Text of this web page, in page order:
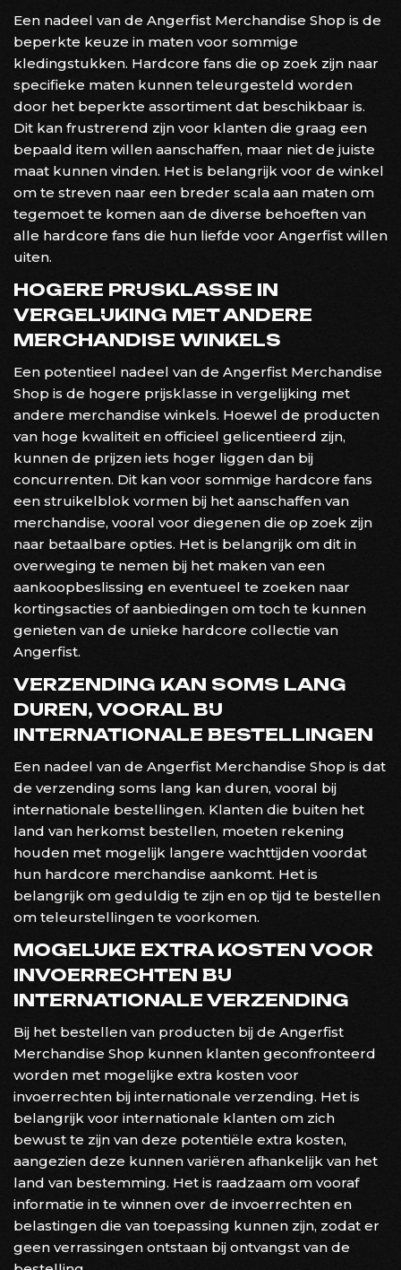
Een nadeel van de Angerfist Merchandise Shop is de
beperkte keuze in maten voor sommige
kledingstukken. Hardcore fans die op zoek zijn naar
specifieke maten kunnen teleurgesteld worden
door het beperkte assortiment dat beschikbaar is.
Dit kan frustrerend zijn voor klanten die graag een
bepaald item willen aanschaffen, maar niet de juiste
maat kunnen vinden. Het is belangrijk voor de winkel
om te streven naar een breder scala aan maten om
tegemoet te komen aan de diverse behoeften van
alle hardcore fans die hun liefde voor Angerfist willen
uiten.
HOGERE PRIJSKLASSE IN
VERGELIJKING MET ANDERE
MERCHANDISE WINKELS
Een potentieel nadeel van de Angerfist Merchandise
Shop is de hogere prijsklasse in vergelijking met
andere merchandise winkels. Hoewel de producten
van hoge kwaliteit en officieel gelicentieerd zijn,
kunnen de prijzen iets hoger liggen dan bij
concurrenten. Dit kan voor sommige hardcore fans
een struikelblok vormen bij het aanschaffen van
merchandise, vooral voor diegenen die op zoek zijn
naar betaalbare opties. Het is belangrijk om dit in
overweging te nemen bij het maken van een
aankoopbeslissing en eventueel te zoeken naar
kortingsacties of aanbiedingen om toch te kunnen
genieten van de unieke hardcore collectie van
Angerfist.
VERZENDING KAN SOMS LANG
DUREN, VOORAL BIJ
INTERNATIONALE BESTELLINGEN
Een nadeel van de Angerfist Merchandise Shop is dat
de verzending soms lang kan duren, vooral bij
internationale bestellingen. Klanten die buiten het
land van herkomst bestellen, moeten rekening
houden met mogelijk langere wachttijden voordat
hun hardcore merchandise aankomt. Het is
belangrijk om geduldig te zijn en op tijd te bestellen
om teleurstellingen te voorkomen.
MOGELIJKE EXTRA KOSTEN VOOR
INVOERRECHTEN BIJ
INTERNATIONALE VERZENDING
Bij het bestellen van producten bij de Angerfist
Merchandise Shop kunnen klanten geconfronteerd
worden met mogelijke extra kosten voor
invoerrechten bij internationale verzending. Het is
belangrijk voor internationale klanten om zich
bewust te zijn van deze potentiële extra kosten,
aangezien deze kunnen variëren afhankelijk van het
land van bestemming. Het is raadzaam om vooraf
informatie in te winnen over de invoerrechten en
belastingen die van toepassing kunnen zijn, zodat er
geen verrassingen ontstaan bij ontvangst van de